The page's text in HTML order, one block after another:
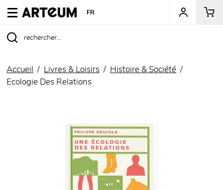
ARTEUM, la référence des boutiques de musées
FR
Accueil Livres & Loisirs
Histoire & Société
Ecologie Des Relations